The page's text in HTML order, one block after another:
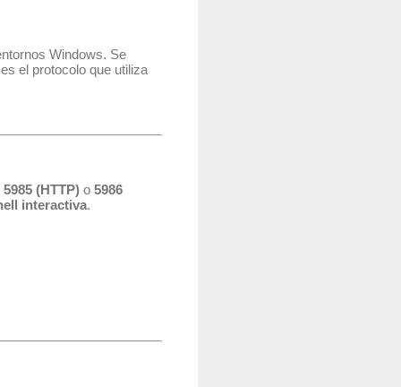
Windows. Se
el protocolo que utiliza
5985 (HTTP) o 5986
interactiva.